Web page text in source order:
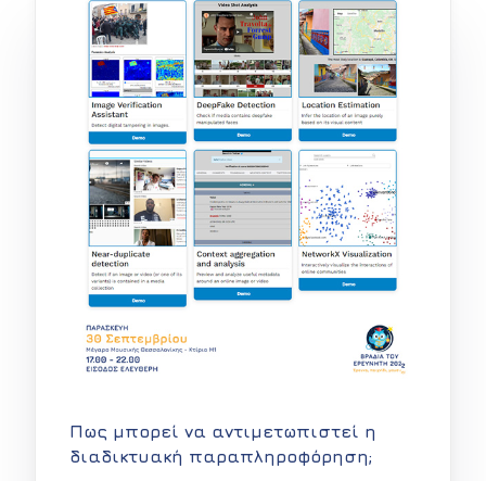
Πως μπορεί να αντιμετωπιστεί η
διαδικτυακή παραπληροφόρηση;